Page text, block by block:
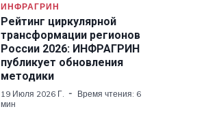
ИНФРАГРИН
Рейтинг циркулярной
трансформации регионов
России 2026: ИНФРАГРИН
публикует обновления
методики
19 Июля 2026 Г.
Время чтения: 6
мин